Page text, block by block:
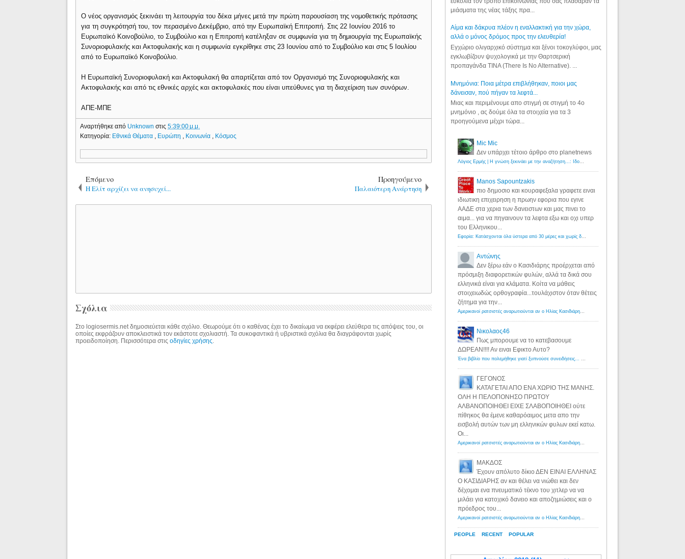
Ο νέος οργανισμός ξεκινάει τη λειτουργία του δέκα μήνες μετά την πρώτη παρουσίαση της νομοθετικής πρότασης
για τη συγκρότησή του, τον περασμένο Δεκέμβριο, από την Ευρωπαϊκή Επιτροπή. Στις 22 Ιουνίου 2016 το
Ευρωπαϊκό Κοινοβούλιο, το Συμβούλιο και η Επιτροπή κατέληξαν σε συμφωνία για τη δημιουργία της Ευρωπαϊκής
Συνοριοφυλακής και Ακτοφυλακής και η συμφωνία εγκρίθηκε στις 23 Ιουνίου από το Συμβούλιο και στις 5 Ιουλίου
από το Ευρωπαϊκό Κοινοβούλιο.
Η Ευρωπαϊκή Συνοριοφυλακή και Ακτοφυλακή θα απαρτίζεται από τον Οργανισμό της Συνοριοφυλακής και
Ακτοφυλακής και από τις εθνικές αρχές και ακτοφυλακές που είναι υπεύθυνες για τη διαχείριση των συνόρων.
ΑΠΕ-ΜΠΕ
Αναρτήθηκε από Unknownστις5:39:00 μ.μ.
Κατηγορία: Εθνικά Θέματα Ευρώπη Κοινωνία Κόσμος
Επόμενο
Η Ελίτ αρχίζει να ανησυχεί...
Προηγούμενο
Παλαιότερη Ανάρτηση
Σχόλια
Στο logiosermis.net δημοσιεύεται κάθε σχόλιο. Θεωρούμε ότι ο καθένας έχει το δικαίωμα να εκφέρει ελεύθερα τις απόψεις του, οι
οποίες εκφράζουν αποκλειστικά τον εκάστοτε σχολιαστή. Τα συκοφαντικά ή υβριστικά σχόλια θα διαγράφονται χωρίς
προειδοποίηση. Περισσότερα στιςοδηγίες χρήσης
μιάσματα της νέας τάξης πρα...
Αίμα και δάκρυα πλέον η εναλλακτική για την χώρα,
αλλά ο μόνος δρόμος προς την ελευθερία!
Εγχώριο ολιγαρχικό σύστημα και ξένοι τοκογλύφοι, μας
εγκλωβίζουν ψυχολογικά με την Θαρτσερική
προπαγάνδα TINA (There Is No Alternative). ...
Μνημόνια: Ποια μέτρα επιβλήθηκαν, ποιοι μας
δάνεισαν, πού πήγαν τα λεφτά...
Μιας και περιμένουμε απο στιγμή σε στιγμή το 4ο
μνημόνιο , ας δούμε όλα τα στοιχεία για τα 3
προηγούμενα μέχρι τώρα...
PEOPLE RECENT POPULAR
Mic Mic
Δεν υπάρχει τέτοιο άρθρο στο planetnews
Λόγιος Ερμής | Η γνώση ξεκινάει με την αναζήτηση...: Ιδού οι 18 που χρωστούν 11 δις ευρώ!
Manos Sapountzakis
πιο δημοσιο και κουραφεξαλα γραφετε ειναι
ιδιωτικη επιχειρηση η πρωην εφορια που εγινε
ΑΑΔΕ στα χερια των δανειστων και μας πινει το
αιμα... για να πηγαινουν τα λεφτα εξω και οχι υπερ
του Ελληνικου...
Εφορία: Κατάσχονται όλα ύστερα από 30 μέρες και χωρίς δικαστικές αποφάσεις - Λόγιος Ερμής
Αντώνης
Δεν ξέρω εάν ο Κασιδιάρης προέρχεται από
πρόσμιξη διαφορετικών φυλών, αλλά τα δικά σου
ελληνικά είναι για κλάματα. Κοίτα να μάθεις
στοιχειωδώς ορθογραφία...τουλάχιστον όταν θέτεις
ζήτημα για την...
Αμερικανοί ρατσιστές αναρωτιούνται αν ο Ηλίας Κασιδιάρης ανήκει στη λευκή φυλή... - Λόγιος Ερμής
Νικολαος46
Πως μπορουμε να το κατεβασουμε
ΔΩΡΕΑΝ!!!! Αν ειναι Εφικτο Αυτο?
Ένα βιβλίο που πολεμήθηκε γιατί ξυπνούσε συνειδήσεις... - Λόγιος Ερμής | Η γνώση ξεκινάει με την αναζήτηση...
ΓΕΓΟΝΟΣ
ΚΑΤΑΓΕΤΑΙ ΑΠΟ ΕΝΑ ΧΩΡΙΟ ΤΗΣ ΜΑΝΗΣ.
ΟΛΗ Η ΠΕΛΟΠΟΝΗΣΟ ΠΡΩΤΟΥ
ΑΛΒΑΝΟΠΟΙΗΘΕΙ ΕΙΧΕ ΣΛΑΒΟΠΟΙΗΘΕΙ ούτε
πίθηκος θα έμενε καθαρόαιμος μετα απο την
εισβολή αυτών των μη ελληνικών φυλων εκεί κατω.
Οι...
Αμερικανοί ρατσιστές αναρωτιούνται αν ο Ηλίας Κασιδιάρης ανήκει στη λευκή φυλή... - Λόγιος Ερμής
ΜΑΚΔΟΣ
Έχουν απόλυτο δίκιο ΔΕΝ ΕΙΝΑΙ ΕΛΛΗΝΑΣ
Ο ΚΑΣΙΔΙΑΡΗΣ αν και θέλει να νιώθει και δεν
δέχομαι ενα πνευματικό τέκνο του χιτλερ να να
μιλάει για κατοχικό δανειο και αποζημιώσεις και ο
πρόεδρος του...
Αμερικανοί ρατσιστές αναρωτιούνται αν ο Ηλίας Κασιδιάρης ανήκει στη λευκή φυλή... - Λόγιος Ερμής